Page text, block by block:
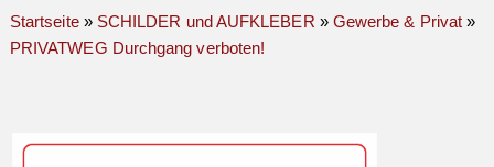
Qualität & Technik
Startseite» SCHILDER und AUFKLEBER » Gewerbe & Privat »
PRIVATWEG Durchgang verboten!